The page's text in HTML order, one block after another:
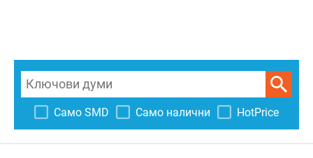
Само SMD Само налични HotPrice